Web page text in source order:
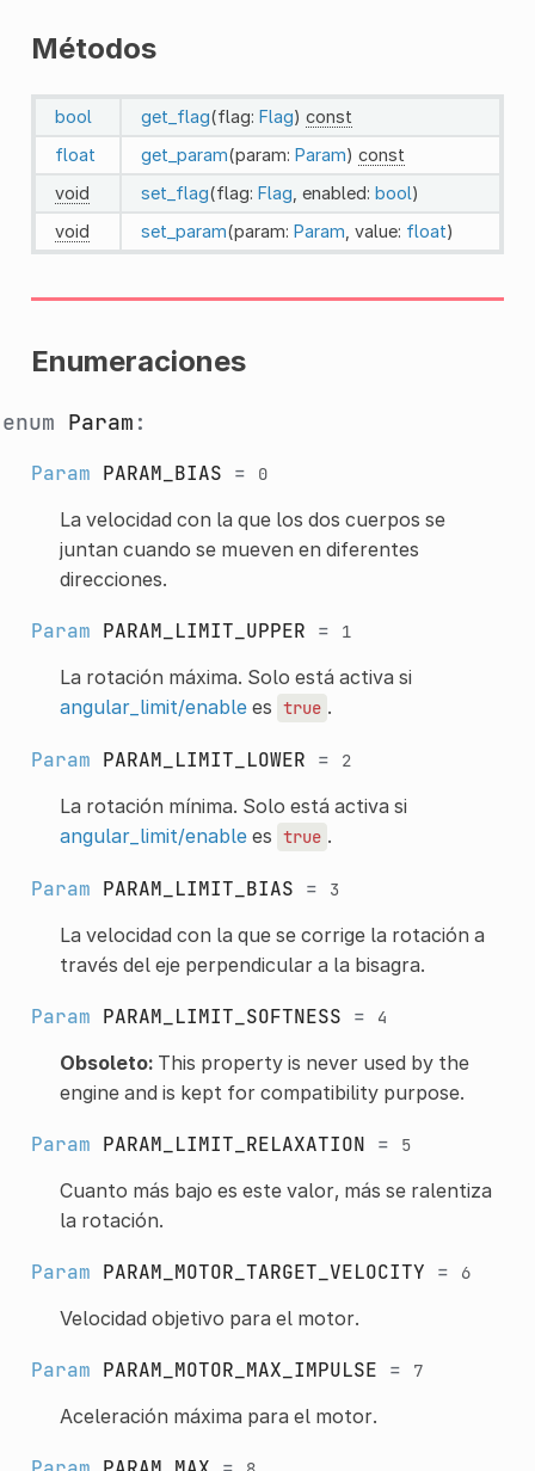
Métodos
bool get_flag(flag: Flag) const
float
get_param(param: Param) const
void
set_flag(flag: Flag , enabled: bool)
void
set_param(param: Param , value: float)
Enumeraciones
enum Param :
Param PARAM_BIAS = 0
La velocidad con la que los dos cuerpos se
juntan cuando se mueven en diferentes
direcciones.
Param PARAM_LIMIT_UPPER = 1
La rotación máxima. Solo está activa si
angular_limit/enablees true .
Param PARAM_LIMIT_LOWER = 2
La rotación mínima. Solo está activa si
angular_limit/enablees true .
Param PARAM_LIMIT_BIAS = 3
La velocidad con la que se corrige la rotación a
través del eje perpendicular a la bisagra.
Param PARAM_LIMIT_SOFTNESS = 4
Obsoleto:This property is never used by the
engine and is kept for compatibility purpose.
Param PARAM_LIMIT_RELAXATION = 5
Cuanto más bajo es este valor, más se ralentiza
la rotación.
Param PARAM_MOTOR_TARGET_VELOCITY = 6
Velocidad objetivo para el motor.
Param PARAM_MOTOR_MAX_IMPULSE = 7
Aceleración máxima para el motor.